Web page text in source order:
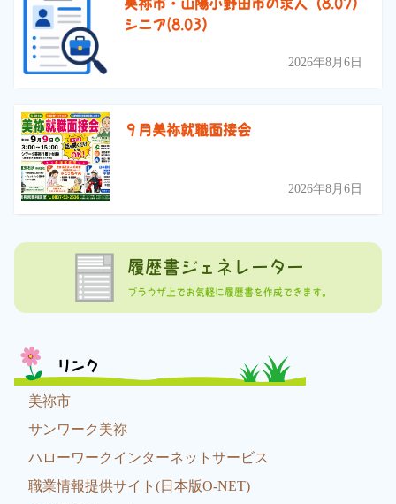
美祢市・山陽小野田市の求人（8.07）
シニア(8.03）
2026年8月6日
９月美祢就職面接会
2026年8月6日
履歴書ジェネレーター
ブラウザ上でお気軽に履歴書を作成できます。
リンク
美祢市
サンワーク美祢
ハローワークインターネットサービス
職業情報提供サイト(日本版O-NET)